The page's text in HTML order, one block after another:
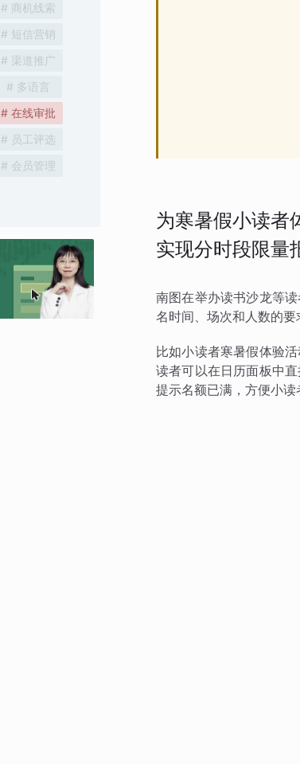
# 商机线索
# 短信营销
# 渠道推广
# 多语言
# 在线审批
# 员工评选
# 会员管理
为寒暑假小读者
实现分时段限量
南图在举办读书沙龙等
名时间、场次和人数的要
比如小读者寒暑假体验
读者可以在日历面板中
提示名额已满，方便小读